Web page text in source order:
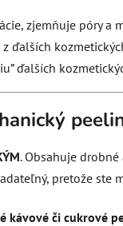
zjemňuje póry a
ďalších
ďalších
. Obsahuje
pretože ste
kávové či cukrové